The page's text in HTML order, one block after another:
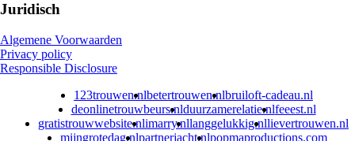
Juridisch
Algemene Voorwaarden
Privacy policy
Responsible Disclosure
123trouwen.nlbetertrouwen.nlbruiloft-cadeau.nl
deonlinetrouwbeurs.nlduurzamerelatie.nlfeeest.nl
gratistrouwwebsite.nlimarry.nllanggelukkig.nllievertrouwen.nl
mijngrotedag.nlpartnerjacht.nlpopmaproductions.com